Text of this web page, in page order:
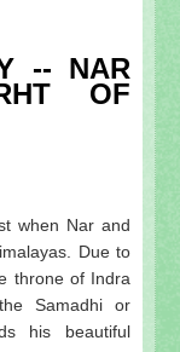
-- NAR
OF
when Nar and
Due to
throne of Indra
Samadhi or
his beautiful